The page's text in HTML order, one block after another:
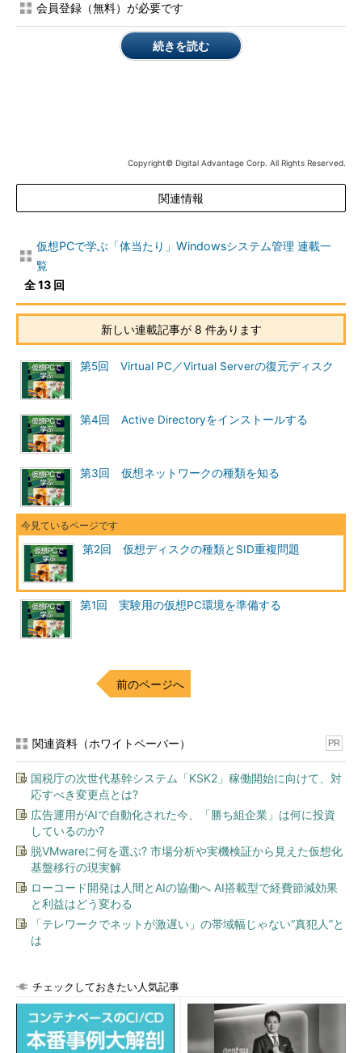
ー情報やコンピュータ名、プロダクト・キーなどを入力し、
Windows OSのセットアップ・シーケンスを完了させる必要があ
る。メーカー製PCを最初に起動すると、インストール用のCD-
Windows PCを大量に導入する場合も、個々のPCについて、こ
をサポートするツールなどもマイクロソフトから提供されている
が、そこで行っていることは、OSのセットアップ・イメージの
ンタラクティブにキー入力などを行わなくてもよいように、個別
にカスタマイズした自動応答ファイルも配布できるようになって
いるが、基本的には各PCでセットアップを実行してカスタマイ
ズしている。
しかし複数の仮想マシンで同じOSイメージ（.vhdファイル）
をロードして起動すると、このセットアップは実行されないこと
になる。その結果、コンピュータ名の衝突などが発生する。通常
は、お互いが同じ名前を持たないようにチェックしながらセット
アップが行われるが、その手順がスキップされるのだから当然
だ。
このような問題を起こさないように、同じOSを実行する複数
の仮想マシンを作成する正しい方法（推奨されている方法）は、
以下の2通りである。
各仮想マシンごとに、OSのインストール作業を行う。
sysprepでミニセットアップを実行する。
これ以外にも、「3．Windows OSの導入／展開ツールを利用
する」という方法があるが、それは最終的には上のいずれかの方
法と同じなので、ここでは省略する。
1．は、仮想マシンごとにOSのインストールCD-ROMを挿入し
て起動し、OSのインストール作業をゼロから行う方法である
ィスクを用意しているのだから）、もっと簡単にできる方法が望
ましい。ただし、Windows VistaやWindows Server 2008、それ
以降のOSでは、インストール手順がかなり自動化されている
し、インストール時間も短縮されている。以下のsysprepの方法
を使うよりも簡単に行えるので、これらのOSの場合は、最初か
らフルインストールさせる方が簡単なことが多い。
2．は、sysprepというツールを使ってセットアップを行う方
法である。sysprepはWindows OSのサポート・ツールに含まれ
ているツールの1つである。OSごと、Service Packレベルごとに
異なるものが、OSのインストール・メディアの\Supportフォル
ダの中に用意されているので、該当するバージョンのsysprepツ
Server 2008以降では、サポート・ツールではなく、OSのインス
トール・フォルダの「%windir%\system32\sysprep」フォルダ
の中に用意されているので、インストール・メディア（の
\Supportフォルダ）を用意する必要はなくなった。
会員登録（無料）が必要です
続きを読む
Copyright© Digital Advantage Corp. All Rights Reserved.
関連情報
仮想PCで学ぶ「体当たり」Windowsシステム管理 連載一
覧
全 13 回
新しい連載記事が 8 件あります
第5回 Virtual PC／Virtual Serverの復元ディスク
第4回 Active Directoryをインストールする
第3回 仮想ネットワークの種類を知る
第2回 仮想ディスクの種類とSID重複問題
第1回 実験用の仮想PC環境を準備する
前のページへ
関連資料（ホワイトペーパー） PR
国税庁の次世代基幹システム「KSK2」稼働開始に向けて、対
応すべき変更点とは?
広告運用がAIで自動化された今、「勝ち組企業」は何に投資
しているのか?
脱VMwareに何を選ぶ? 市場分析や実機検証から見えた仮想化
基盤移行の現実解
ローコード開発は人間とAIの協働へ AI搭載型で経費節減効果
と利益はどう変わる
「テレワークでネットが激遅い」の帯域幅じゃない“真犯人”と
は
チェックしておきたい人気記事